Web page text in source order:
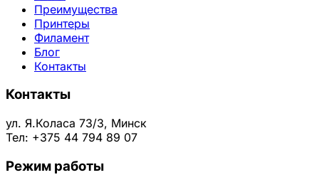
Преимущества
Принтеры
Филамент
Блог
Контакты
Контакты
ул. Я.Коласа 73/3, Минск
Тел: +375 44 794 89 07
Режим работы